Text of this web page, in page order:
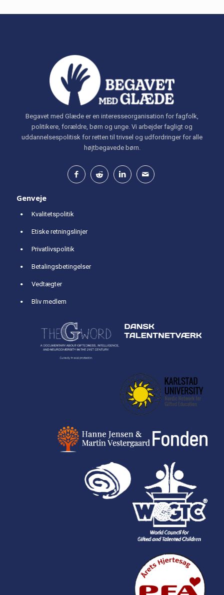
Begavet med Glæde er en interesseorganisation for fagfolk,
politikere, forældre, børn og unge. Vi arbejder fagligt og
uddannelsespolitisk for retten til trivsel og udfordringer for alle
højtbegavede børn.
Genveje
Kvalitetspolitik
Etiske retningslinjer
Privatlivspolitik
Betalingsbetingelser
Vedtægter
Bliv medlem